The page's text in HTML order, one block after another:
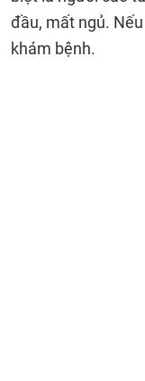
đầu, mất ngủ.
khám bệnh.